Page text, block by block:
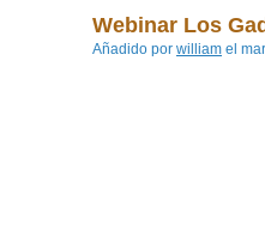
Webinar Los
Añadido por william el